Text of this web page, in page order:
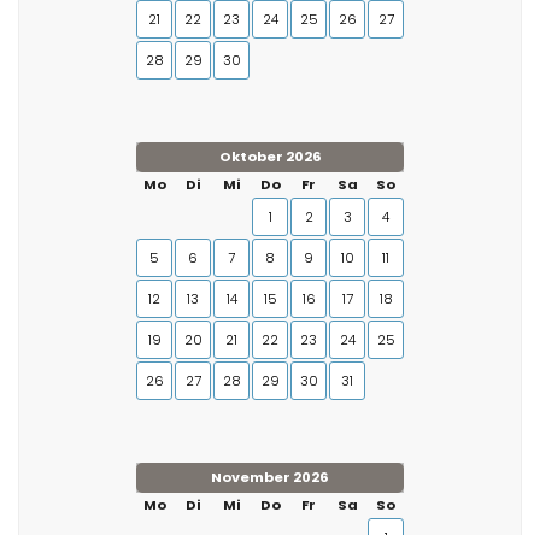
21 22 23 24 25 26 27
28 29 30
Oktober 2026
Mo
Di Mi Do Fr Sa
So
1
2 3 4
5 6 7 8 9 10 11
12 13 14 15 16 17 18
19 20 21 22 23 24 25
26 27 28 29 30 31
November 2026
Mo
Di Mi Do Fr Sa
So